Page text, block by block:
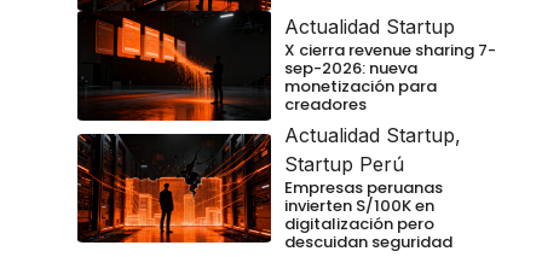
Actualidad Startup
X cierra revenue sharing 7-
sep-2026: nueva
monetización para
creadores
Actualidad Startup,
Startup Perú
Empresas peruanas
invierten S/100K en
digitalización pero
descuidan seguridad